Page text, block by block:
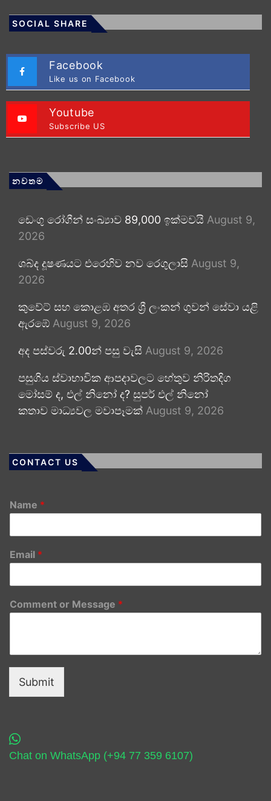
SOCIAL SHARE
Facebook
Like us on Facebook
Youtube
Subscribe US
නවතම
ඩෙංගු රෝගීන් සංඛ්‍යාව 89,000 ඉක්මවයි August 9,
2026
ශබ්ද දූෂණයට එරෙහිව නව රෙගුලාසි August 9,
2026
කුවේට් සහ කොළඹ අතර ශ්‍රී ලංකන් ගුවන් සේවා යළි
ඇරඹේ August 9, 2026
අද පස්වරු 2.00න් පසු වැසි August 9, 2026
පසුගිය ස්වාභාවික ආපදාවලට හේතුව නිරිතදිග
මෝසම් ද, එල් නිනෝ ද? සුපර් එල් නිනෝ
කතාව මාධ්‍යවල මවාපෑමක් August 9, 2026
CONTACT US
Name *
Email *
Comment or Message *
Submit
Chat on WhatsApp (+94 77 359 6107)